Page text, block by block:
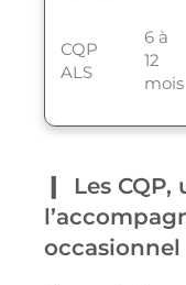
CQP
ALS
6 à
12
mois
Les
occasionnel